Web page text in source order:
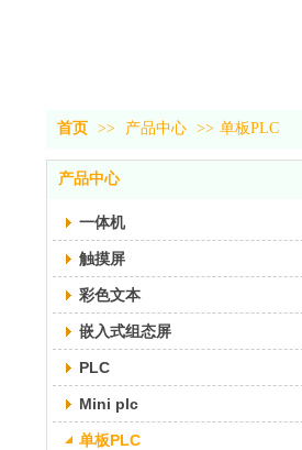
首页 >> 产品中心 >> 单板PLC
产品中心
一体机
触摸屏
彩色文本
嵌入式组态屏
PLC
Mini plc
单板PLC